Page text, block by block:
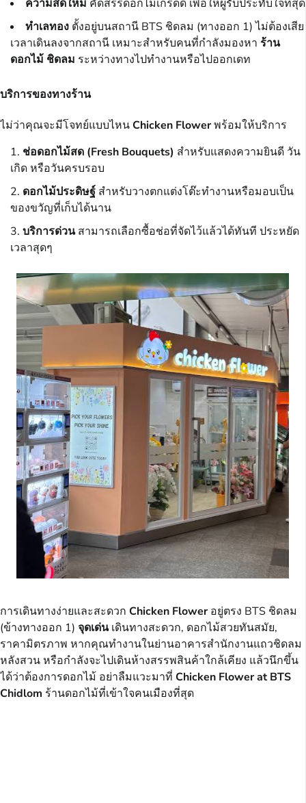
ความสดใหม่ คัดสรรดอกไม้เกรดดี เพื่อให้ผู้รับประทับใจที่สุด
ทำเลทอง ตั้งอยู่บนสถานี BTS ชิดลม (ทางออก 1) ไม่ต้องเสีย
เวลาเดินลงจากสถานี เหมาะสำหรับคนที่กำลังมองหา ร้าน
ดอกไม้ ชิดลม ระหว่างทางไปทำงานหรือไปออกเดท
บริการของทางร้าน
ไม่ว่าคุณจะมีโจทย์แบบไหนChicken Flowerพร้อมให้บริการ
ช่อดอกไม้สด (Fresh Bouquets) สำหรับแสดงความยินดี วัน
เกิด หรือวันครบรอบ
ดอกไม้ประดิษฐ์ สำหรับวางตกแต่งโต๊ะทำงานหรือมอบเป็น
ของขวัญที่เก็บได้นาน
บริการด่วนสามารถเลือกซื้อช่อที่จัดไว้แล้วได้ทันที ประหยัด
เวลาสุดๆ
การเดินทางง่ายและสะดวก Chicken Flowerอยู่ตรง BTS ชิดลม
(ข้างทางออก 1) จุดเด่นเดินทางสะดวก, ดอกไม้สวยทันสมัย,
ราคามิตรภาพ หากคุณทำงานในย่านอาคารสำนักงานแถวชิดลม
หลังสวน หรือกำลังจะไปเดินห้างสรรพสินค้าใกล้เคียง แล้วนึกขึ้น
ได้ว่าต้องการดอกไม้ อย่าลืมแวะมาที่ Chicken Flower at BTS
Chidlom ร้านดอกไม้ที่เข้าใจคนเมืองที่สุด